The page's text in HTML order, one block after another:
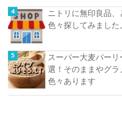
ニトリに無印良品、
色々探してみました
スーパー大麦バー
選！そのままやグ
色々あります